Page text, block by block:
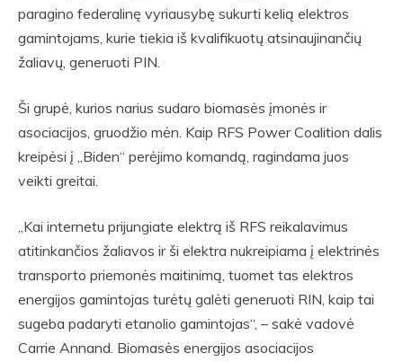
paragino federalinę vyriausybę sukurti kelią elektros
gamintojams, kurie tiekia iš kvalifikuotų atsinaujinančių
žaliavų, generuoti PIN.
Ši grupė, kurios narius sudaro biomasės įmonės ir
asociacijos, gruodžio mėn. Kaip RFS Power Coalition dalis
kreipėsi į „Biden“ perėjimo komandą, ragindama juos
veikti greitai.
„Kai internetu prijungiate elektrą iš RFS reikalavimus
atitinkančios žaliavos ir ši elektra nukreipiama į elektrinės
transporto priemonės maitinimą, tuomet tas elektros
energijos gamintojas turėtų galėti generuoti RIN, kaip tai
sugeba padaryti etanolio gamintojas“, – sakė vadovė
Carrie Annand. Biomasės energijos asociacijos